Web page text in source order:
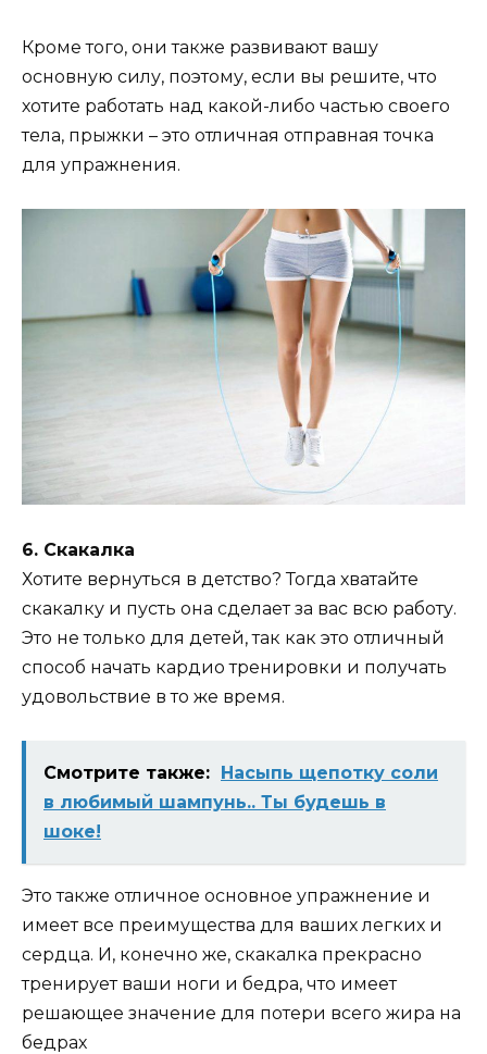
Кроме того, они также развивают вашу
основную силу, поэтому, если вы решите, что
хотите работать над какой-либо частью своего
тела, прыжки – это отличная отправная точка
для упражнения.
6. Скакалка
Хотите вернуться в детство? Тогда хватайте
скакалку и пусть она сделает за вас всю работу.
Это не только для детей, так как это отличный
способ начать кардио тренировки и получать
удовольствие в то же время.
Смотрите также: Насыпь щепотку соли
в любимый шампунь.. Ты будешь в
шоке!
Это также отличное основное упражнение и
имеет все преимущества для ваших легких и
сердца. И, конечно же, скакалка прекрасно
тренирует ваши ноги и бедра, что имеет
решающее значение для потери всего жира на
бедрах